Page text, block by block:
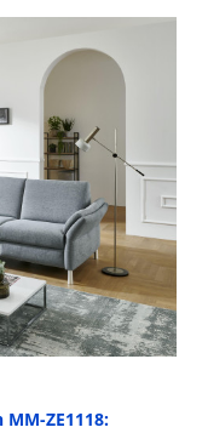
ZE1118: